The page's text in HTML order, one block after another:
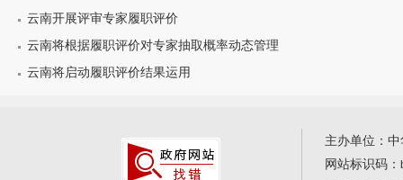
云南开展评审专家履职评价
云南将根据履职评价对专家抽取概率动态管理
云南将启动履职评价结果运用
主办单位：
网站标识码：